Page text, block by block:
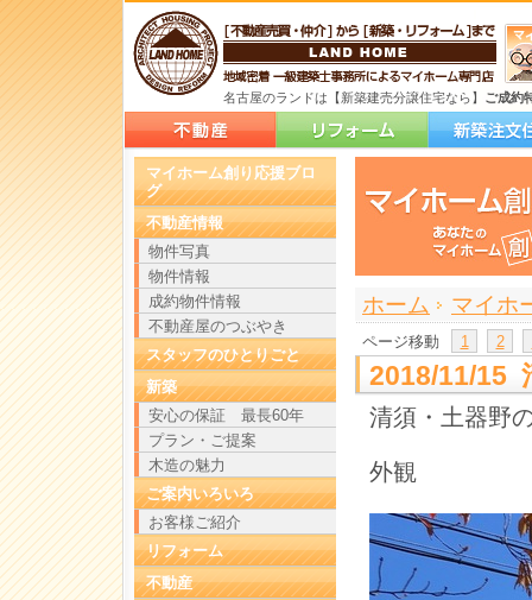
名古屋のランドは【新築建売分譲住宅なら】 ご成約
ホーム
> マイホ
>
ページ移動 1 2
2018/11/15
清須・土器野
外観
マイホーム創り応援ブロ
グ
不動産情報
物件写真
物件情報
成約物件情報
不動産屋のつぶやき
スタッフのひとりごと
新築
安心の保証 最長60年
プラン・ご提案
木造の魅力
ご案内いろいろ
お客様ご紹介
リフォーム
不動産